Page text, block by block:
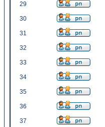
29
30
31
32
33
34
35
36
37